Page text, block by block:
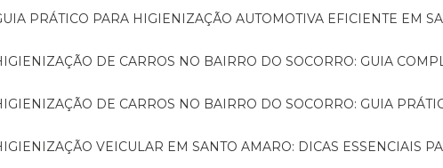
GUIA PRÁTICO PARA HIGIENIZAÇÃO AUTOMOTIVA EFICIENTE EM
HIGIENIZAÇÃO DE CARROS NO BAIRRO DO SOCORRO: GUIA
HIGIENIZAÇÃO DE CARROS NO BAIRRO DO SOCORRO: GUIA
HIGIENIZAÇÃO VEICULAR EM SANTO AMARO: DICAS ESSENCIAIS